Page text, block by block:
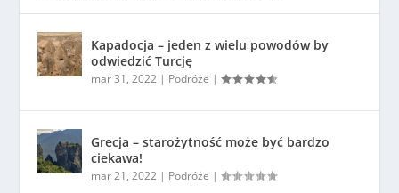
Kapadocja – jeden z wielu powodów by
odwiedzić Turcję
mar 31, 2022 | Podróże |
Grecja – starożytność może być bardzo
ciekawa!
mar 21, 2022 | Podróże |